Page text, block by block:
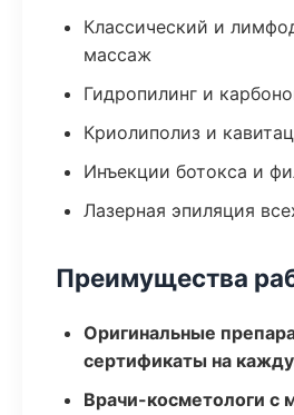
Классический и
массаж
Гидропилинг и
Криолиполиз и
Инъекции ботокса и
Лазерная эпиляция
Преимущества
Оригинальные
сертификаты на
Врачи-косметологи с